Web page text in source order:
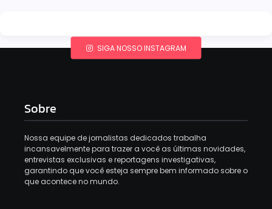
SIGA NOSSO INSTAGRAM
Sobre
Nossa equipe de jornalistas dedicados trabalha
incansavelmente para trazer a você as últimas novidades,
entrevistas exclusivas e reportagens investigativas,
garantindo que você esteja sempre bem informado sobre o
que acontece no mundo.